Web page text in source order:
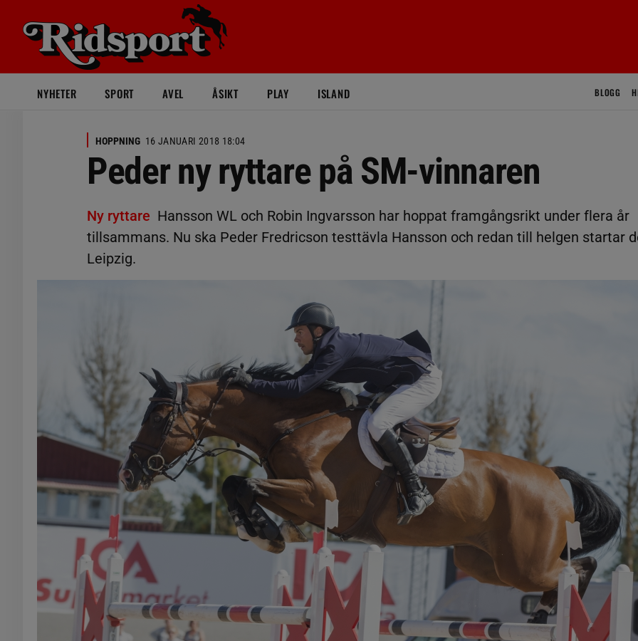
NYHETER SPORT AVEL ÅSIKT PLAY ISLAND BLOGG
HOPPNING 16 JANUARI 2018 18:04
Peder ny ryttare på SM-vinnaren
Ny ryttare Hansson WL och Robin Ingvarsson har hoppat framgångsrikt under flera år
tillsammans. Nu ska Peder Fredricson testtävla Hansson och redan till helgen startar
Leipzig.